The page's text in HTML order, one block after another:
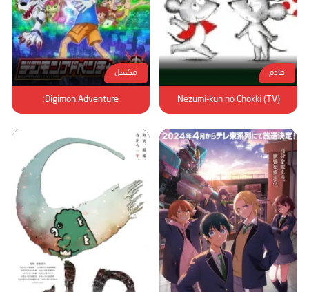
قادم
Nezumi-kun no Chokki (TV)
مكتمل
Digimon Adventure: